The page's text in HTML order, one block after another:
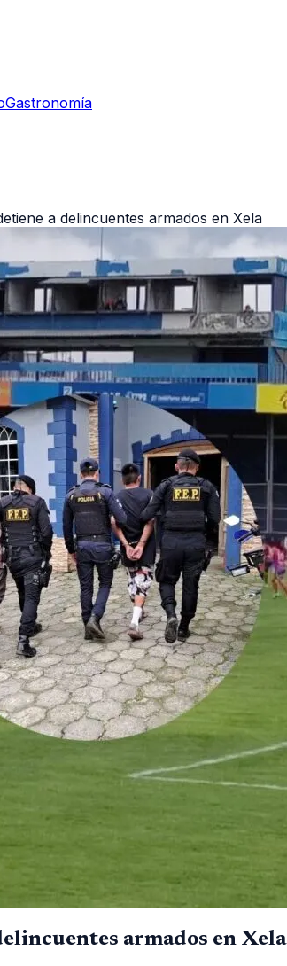
Gastronomía
a delincuentes armados en Xela
armados en Xela